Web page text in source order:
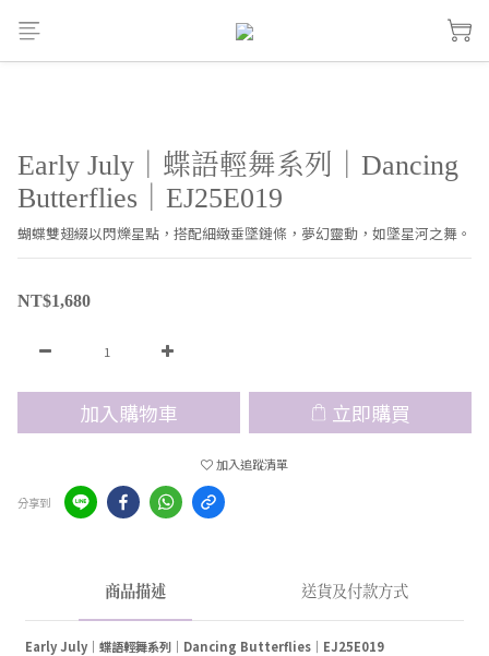
Early July｜蝶語輕舞系列｜Dancing
Butterflies｜EJ25E019
蝴蝶雙翅綴以閃爍星點，搭配細緻垂墜鏈條，夢幻靈動，如墜星河之舞。
NT$1,680
加入購物車 立即購買
加入追蹤清單
分享到
商品描述 送貨及付款方式
Early July｜蝶語輕舞系列｜Dancing Butterflies｜EJ25E019